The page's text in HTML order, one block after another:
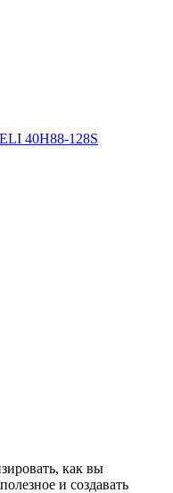
40H88-128S
как вы
и создавать